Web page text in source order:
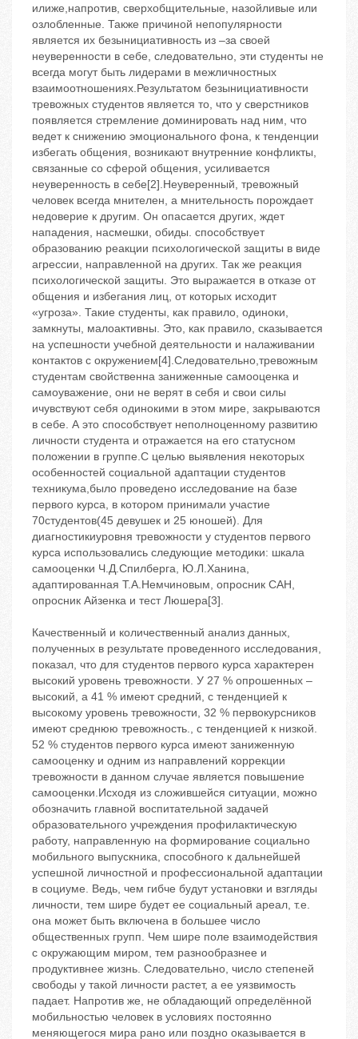
илиже,напротив, сверхобщительные, назойливые или
озлобленные. Также причиной непопулярности
является их безынициативность из –за своей
неуверенности в себе, следовательно, эти студенты не
всегда могут быть лидерами в межличностных
взаимоотношениях.Результатом безынициативности
тревожных студентов является то, что у сверстников
появляется стремление доминировать над ним, что
ведет к снижению эмоционального фона, к тенденции
избегать общения, возникают внутренние конфликты,
связанные со сферой общения, усиливается
неуверенность в себе[2].Неуверенный, тревожный
человек всегда мнителен, а мнительность порождает
недоверие к другим. Он опасается других, ждет
нападения, насмешки, обиды. способствует
образованию реакции психологической защиты в виде
агрессии, направленной на других. Так же реакция
психологической защиты. Это выражается в отказе от
общения и избегания лиц, от которых исходит
«угроза». Такие студенты, как правило, одиноки,
замкнуты, малоактивны. Это, как правило, сказывается
на успешности учебной деятельности и налаживании
контактов с окружением[4].Следовательно,тревожным
студентам свойственна заниженные самооценка и
самоуважение, они не верят в себя и свои силы
ичувствуют себя одинокими в этом мире, закрываются
в себе. А это способствует неполноценному развитию
личности студента и отражается на его статусном
положении в группе.С целью выявления некоторых
особенностей социальной адаптации студентов
техникума,было проведено исследование на базе
первого курса, в котором принимали участие
70студентов(45 девушек и 25 юношей). Для
диагностикиуровня тревожности у студентов первого
курса использовались следующие методики: шкала
самооценки Ч.Д.Спилберга, Ю.Л.Ханина,
адаптированная Т.А.Немчиновым, опросник САН,
опросник Айзенка и тест Люшера[3].
Качественный и количественный анализ данных,
полученных в результате проведенного исследования,
показал, что для студентов первого курса характерен
высокий уровень тревожности. У 27 % опрошенных –
высокий, а 41 % имеют средний, с тенденцией к
высокому уровень тревожности, 32 % первокурсников
имеют среднюю тревожность., с тенденцией к низкой.
52 % студентов первого курса имеют заниженную
самооценку и одним из направлений коррекции
тревожности в данном случае является повышение
самооценки.Исходя из сложившейся ситуации, можно
обозначить главной воспитательной задачей
образовательного учреждения профилактическую
работу, направленную на формирование социально
мобильного выпускника, способного к дальнейшей
успешной личностной и профессиональной адаптации
в социуме. Ведь, чем гибче будут установки и взгляды
личности, тем шире будет ее социальный ареал, т.е.
она может быть включена в большее число
общественных групп. Чем шире поле взаимодействия
с окружающим миром, тем разнообразнее и
продуктивнее жизнь. Следовательно, число степеней
свободы у такой личности растет, а ее уязвимость
падает. Напротив же, не обладающий определённой
мобильностью человек в условиях постоянно
меняющегося мира рано или поздно оказывается в